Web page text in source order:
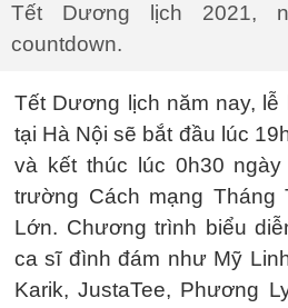
Tết Dương lịch 2021,
countdown.
Tết Dương lịch năm nay, lễ
tại Hà Nội sẽ bắt đầu lúc
và kết thúc lúc 0h30 ngày
trường Cách mạng Tháng
Lớn. Chương trình biểu
ca sĩ đình đám như Mỹ
Karik, JustaTee, Phương